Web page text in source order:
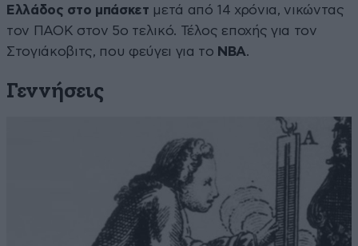
Ελλάδος στο μπάσκετ μετά από 14 χρόνια, νικώντας
τον ΠΑΟΚ στον 5ο τελικό. Τέλος εποχής για τον
Στογιάκοβιτς, που φεύγει για το NBA.
Γεννήσεις